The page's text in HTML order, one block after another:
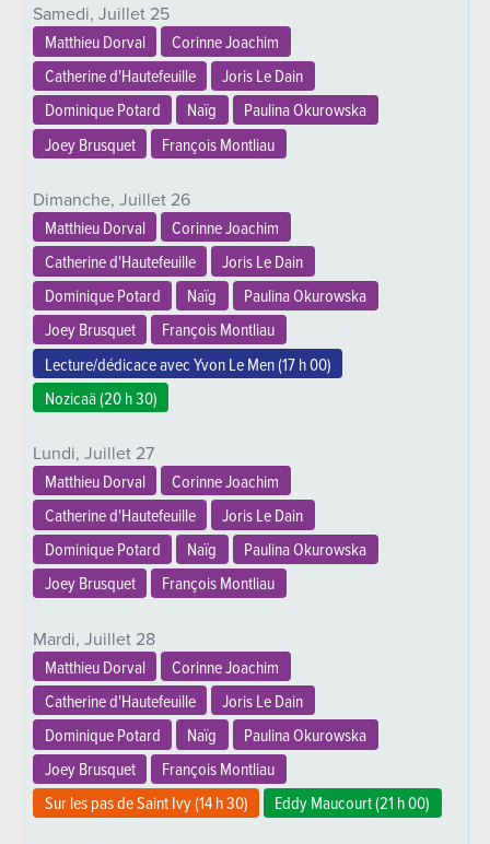
Samedi, Juillet 25
Matthieu Dorval
Corinne Joachim
Catherine d'Hautefeuille
Joris Le Dain
Dominique Potard
Naïg
Paulina Okurowska
Joey Brusquet
François Montliau
Dimanche, Juillet 26
Matthieu Dorval
Corinne Joachim
Catherine d'Hautefeuille
Joris Le Dain
Dominique Potard
Naïg
Paulina Okurowska
Joey Brusquet
François Montliau
Lecture/dédicace avec Yvon Le Men (17 h 00)
Nozicaä (20 h 30)
Lundi, Juillet 27
Matthieu Dorval
Corinne Joachim
Catherine d'Hautefeuille
Joris Le Dain
Dominique Potard
Naïg
Paulina Okurowska
Joey Brusquet
François Montliau
Mardi, Juillet 28
Matthieu Dorval
Corinne Joachim
Catherine d'Hautefeuille
Joris Le Dain
Dominique Potard
Naïg
Paulina Okurowska
Joey Brusquet
François Montliau
Sur les pas de Saint Ivy (14 h 30) Eddy Maucourt (21 h 00)